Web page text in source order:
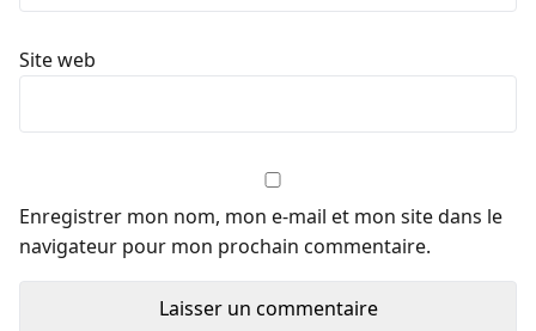
Site web
Enregistrer mon nom, mon e-mail et mon site dans le
navigateur pour mon prochain commentaire.